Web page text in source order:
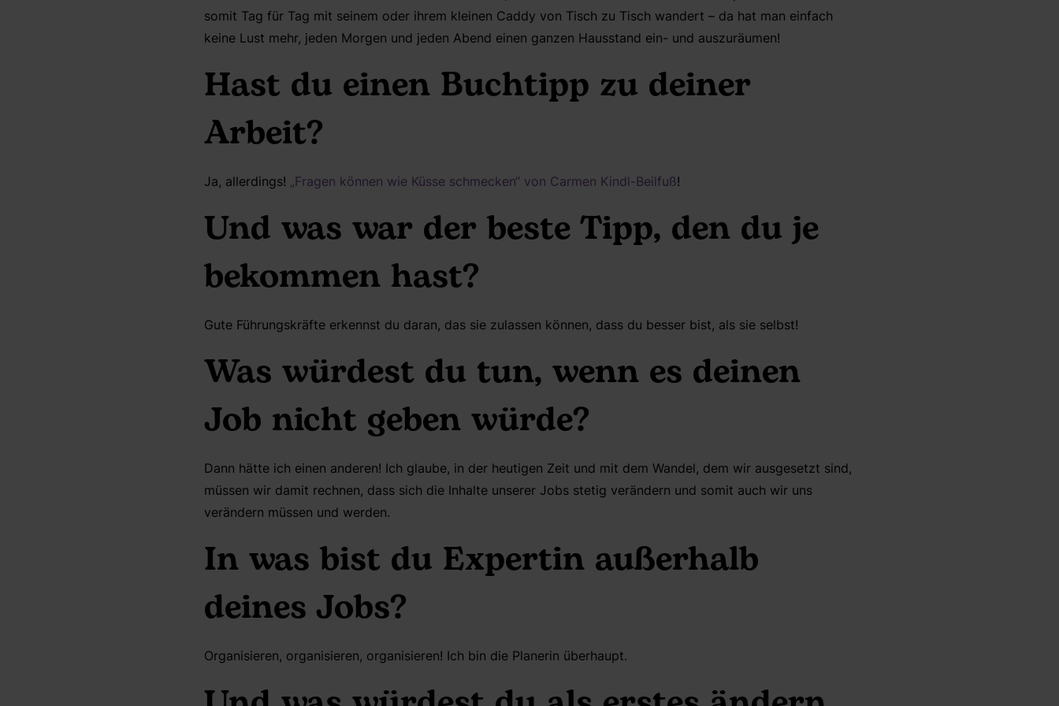
somit Tag für Tag mit seinem oder ihrem kleinen Caddy von Tisch zu Tisch wandert – da hat man einfach
keine Lust mehr, jeden Morgen und jeden Abend einen ganzen Hausstand ein- und auszuräumen!
Hast du einen Buchtipp zu deiner
Arbeit?
Ja, allerdings! „Fragen können wie Küsse schmecken“ von Carmen Kindl-Beilfuß!
Und was war der beste Tipp, den du je
bekommen hast?
Gute Führungskräfte erkennst du daran, das sie zulassen können, dass du besser bist, als sie selbst!
Was würdest du tun, wenn es deinen
Job nicht geben würde?
Dann hätte ich einen anderen! Ich glaube, in der heutigen Zeit und mit dem Wandel, dem wir ausgesetzt sind,
müssen wir damit rechnen, dass sich die Inhalte unserer Jobs stetig verändern und somit auch wir uns
verändern müssen und werden.
In was bist du Expertin außerhalb
deines Jobs?
Organisieren, organisieren, organisieren! Ich bin die Planerin überhaupt.